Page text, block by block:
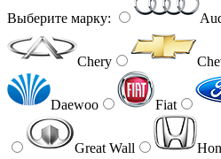
Выберите марку:
Chery
Daewoo Fiat
Great Wall